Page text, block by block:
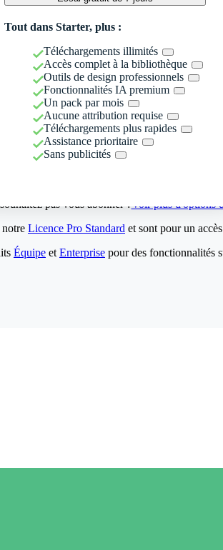
Tout dans Starter, plus :
Téléchargements illimités
Accès complet à la bibliothèque
Outils de design professionnels
Fonctionnalités IA premium
Un pack par mois
Aucune attribution requise
Téléchargements plus rapides
Assistance prioritaire
Sans publicités
pas vous abonner ?Voir plus d'options
Licence Pro Standard et sont pour un
Équipe et Enterprise pour des fonctionnalités